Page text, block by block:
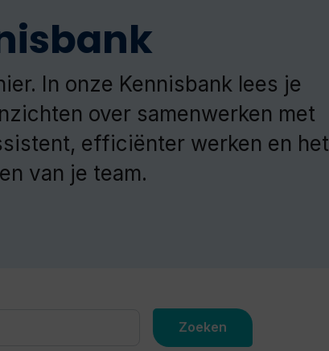
In onze Kennisbank lees je
over samenwerken met
efficiënter werken en het
van je team.